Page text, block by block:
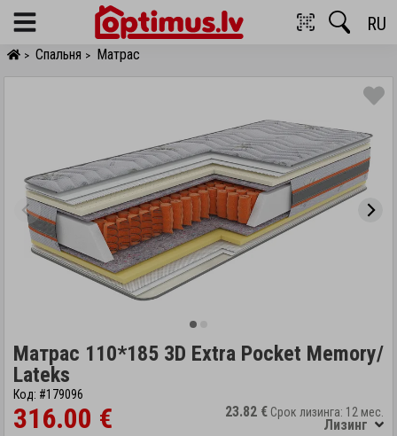
Menu RU
> Спальня > Матрас
Матрас 110*185 3D Extra Pocket Memory/
Lateks
Код: #179096
316.00 € 23.82 € Срок лизинга: 12 мес.
Лизинг